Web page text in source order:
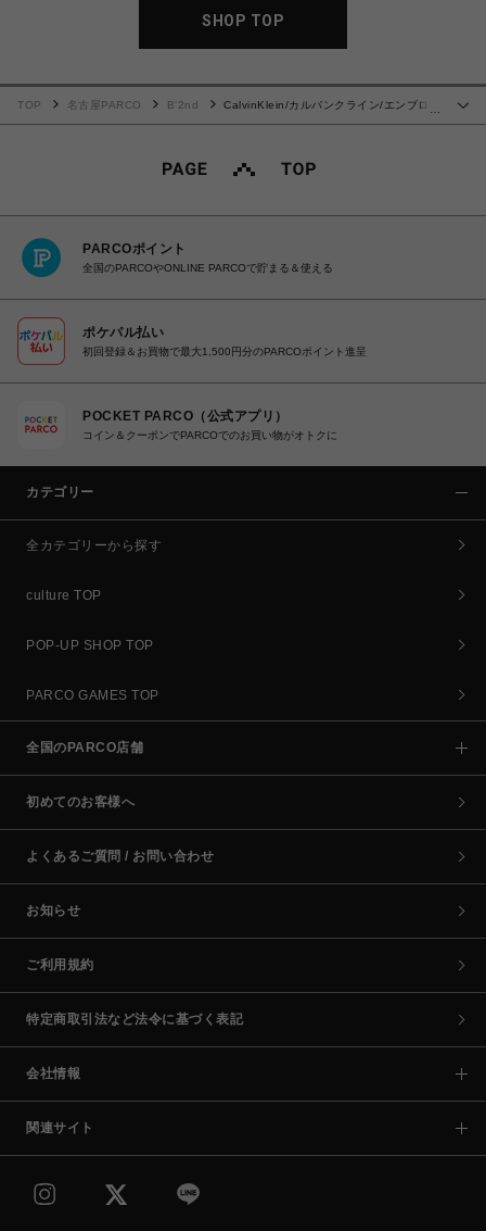
SHOP TOP
…
TOP 名古屋PARCO B'2nd
CalvinKlein/カルバンクライン/エンブロイ
PARCOポイント
全国のPARCOやONLINE PARCOで貯まる＆使える
ポケパル払い
初回登録＆お買物で最大1,500円分のPARCOポイント進呈
POCKET PARCO（公式アプリ）
コイン＆クーポンでPARCOでのお買い物がオトクに
カテゴリー
全カテゴリーから探す
culture TOP
POP-UP SHOP TOP
PARCO GAMES TOP
全国のPARCO店舗
初めてのお客様へ
よくあるご質問 / お問い合わせ
お知らせ
ご利用規約
特定商取引法など法令に基づく表記
会社情報
関連サイト